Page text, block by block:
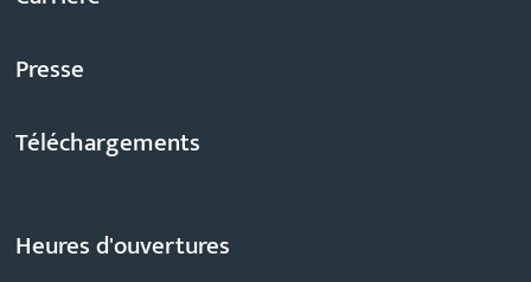
Presse
Téléchargements
Heures d'ouvertures